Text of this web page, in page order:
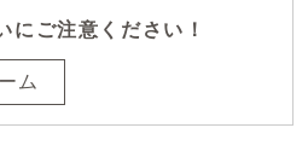
にご注意ください！
ム